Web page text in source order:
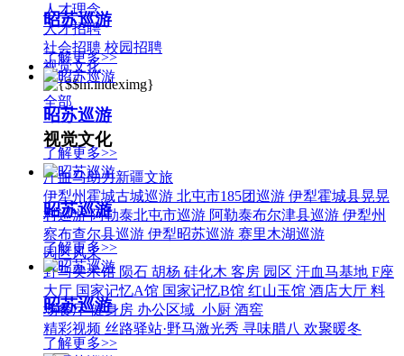
人才理念
人才招聘
社会招聘 校园招聘
视觉文化
全部
视觉文化
汗血马助力新疆文旅
伊犁州霍城古城巡游 北屯市185团巡游 伊犁霍城县晃晃
村巡游 阿勒泰北屯市巡游 阿勒泰布尔津县巡游 伊犁州
察布查尔县巡游 伊犁昭苏巡游 赛里木湖巡游
园区风采
野马美术馆 陨石 胡杨 硅化木 客房 园区 汗血马基地 F座
大厅 国家记忆A馆 国家记忆B馆 红山玉馆 酒店大厅 料
场餐厅 健身房 办公区域 小厨 酒窖
精彩视频 丝路驿站·野马激光秀 寻味腊八 欢聚暖冬
昭苏巡游
了解更多>>
昭苏巡游
了解更多>>
昭苏巡游
了解更多>>
昭苏巡游
了解更多>>